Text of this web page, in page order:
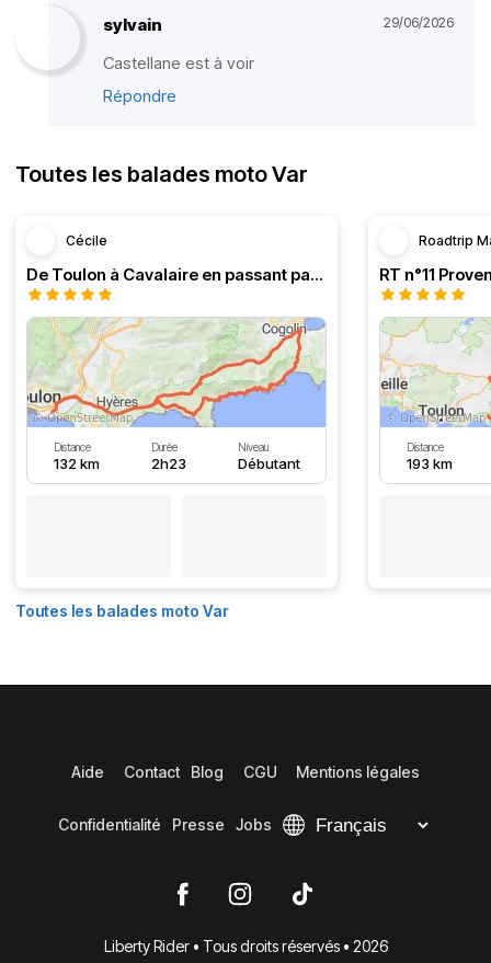
sylvain 29/06/2026
Castellane est à voir
Répondre
Toutes les balades moto Var
Cécile
De Toulon à Cavalaire en passant par la côte
Distance
132 km
Durée
2h23
Niveau
Débutant
Roadtrip
Distance
193 km
Toutes les balades moto Var
Aide Contact Blog CGU Mentions légales
Confidentialité Presse Jobs
Liberty Rider • Tous droits réservés • 2026